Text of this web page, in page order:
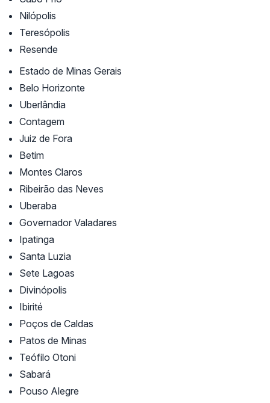
Nilópolis
Teresópolis
Resende
Estado de Minas Gerais
Belo Horizonte
Uberlândia
Contagem
Juiz de Fora
Betim
Montes Claros
Ribeirão das Neves
Uberaba
Governador Valadares
Ipatinga
Santa Luzia
Sete Lagoas
Divinópolis
Ibirité
Poços de Caldas
Patos de Minas
Teófilo Otoni
Sabará
Pouso Alegre